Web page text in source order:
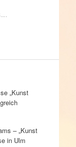
„Kunst
– „Kunst
in Ulm